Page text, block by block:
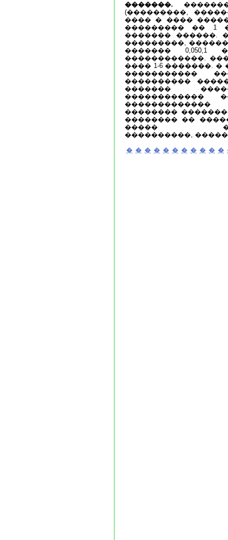
�������.
(���������,
���� � ����
��������� �� 1
������� ������.
���������,
�������
������������.
���� 1-6 �������.
�����������
����������
�������
������������
��������
�������� ��
�����
����������,
� � � � � � � � � � �